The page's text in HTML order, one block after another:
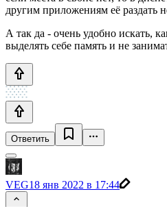
другим приложениям её раздать
А так да - очень удобно искать,
выделять себе память и не
Ответить
VEG18 янв 2022 в 17:44